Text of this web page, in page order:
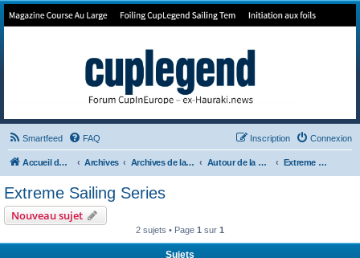
Forum de Cup In Europe
Smartfeed FAQ Connexion
Inscription
Accueil du forum Archives Archives de la 35ème Autour de la Cup Extreme Sailing Series
Extreme Sailing Series
Nouveau sujet
2 sujets • Page 1 sur 1
Sujets